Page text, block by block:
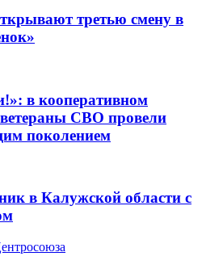
третью смену в
в кооперативном
СВО провели
поколением
в Калужской области с